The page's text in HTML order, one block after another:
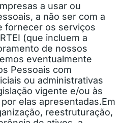
a usar ou
a não ser com a
fornecer os serviços
(que incluem a
de nossos
eventualmente
Pessoais com
ou administrativas
vigente e/ou às
elas apresentadas.Em
reestruturação,